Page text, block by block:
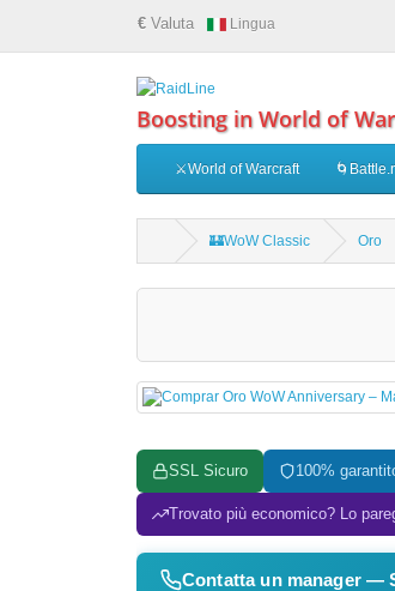
€ Valuta Lingua
Boosting in World of
⚔️World of Warcraft
🏰WoW Classic Oro
SSL Sicuro 100%
Trovato più economico? Lo
Contatta un manager —